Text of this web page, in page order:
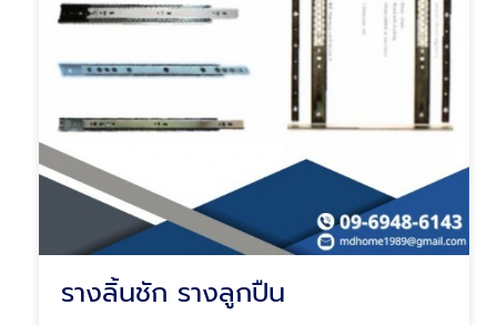
รางลิ้นชัก รางลูกปืน